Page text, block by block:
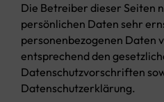
Die Betreiber dieser Seiten
persönlichen Daten sehr
personenbezogenen Daten
entsprechend den
Datenschutzvorschriften
Datenschutzerklärung.